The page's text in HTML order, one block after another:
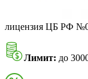
лицензия ЦБ РФ
Лимит: до